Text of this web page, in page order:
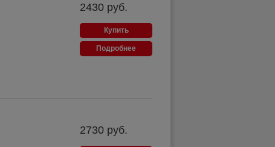
2430 руб.
Купить
Подробнее
2730 руб.